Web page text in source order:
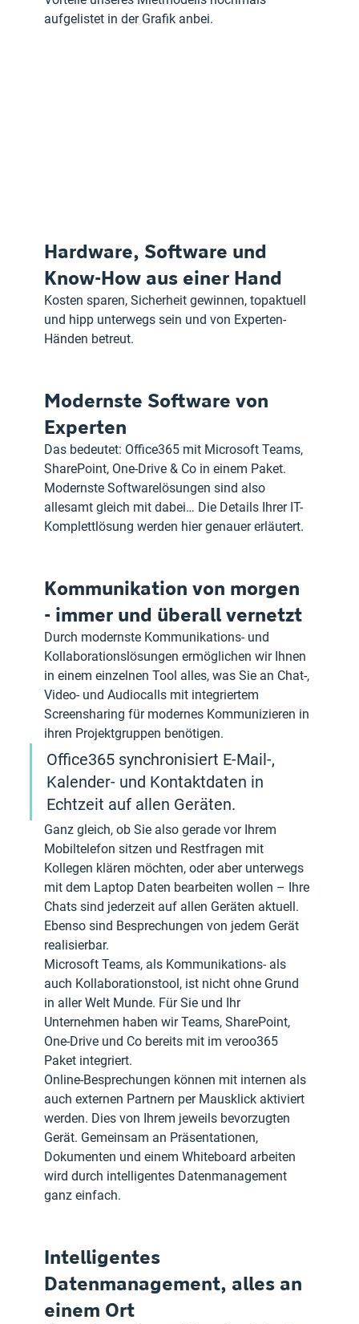
aufgelistet in der Grafik anbei.
Hardware, Software und
Know-How aus einer Hand
Kosten sparen, Sicherheit gewinnen, topaktuell
und hipp unterwegs sein und von Experten-
Händen betreut.
Modernste Software von
Experten
Das bedeutet: Office365 mit Microsoft Teams,
SharePoint, One-Drive & Co in einem Paket.
Modernste Softwarelösungen sind also
allesamt gleich mit dabei… Die Details Ihrer IT-
Komplettlösung werden hier genauer erläutert.
Kommunikation von morgen
- immer und überall vernetzt
Durch modernste Kommunikations- und
Kollaborationslösungen ermöglichen wir Ihnen
in einem einzelnen Tool alles, was Sie an Chat-,
Video- und Audiocalls mit integriertem
Screensharing für modernes Kommunizieren in
ihren Projektgruppen benötigen.
Office365 synchronisiert E-Mail-,
Kalender- und Kontaktdaten in
Echtzeit auf allen Geräten.
Ganz gleich, ob Sie also gerade vor Ihrem
Mobiltelefon sitzen und Restfragen mit
Kollegen klären möchten, oder aber unterwegs
mit dem Laptop Daten bearbeiten wollen – Ihre
Chats sind jederzeit auf allen Geräten aktuell.
Ebenso sind Besprechungen von jedem Gerät
realisierbar.
Microsoft Teams, als Kommunikations- als
auch Kollaborationstool, ist nicht ohne Grund
in aller Welt Munde. Für Sie und Ihr
Unternehmen haben wir Teams, SharePoint,
One-Drive und Co bereits mit im veroo365
Paket integriert.
Online-Besprechungen können mit internen als
auch externen Partnern per Mausklick aktiviert
werden. Dies von Ihrem jeweils bevorzugten
Gerät. Gemeinsam an Präsentationen,
Dokumenten und einem Whiteboard arbeiten
wird durch intelligentes Datenmanagement
ganz einfach.
Intelligentes
Datenmanagement, alles an
einem Ort